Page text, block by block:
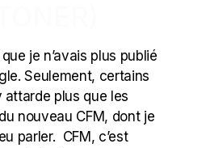
je n’avais plus publié
Seulement, certains
attarde plus que les
nouveau CFM, dont je
parler. CFM, c’est